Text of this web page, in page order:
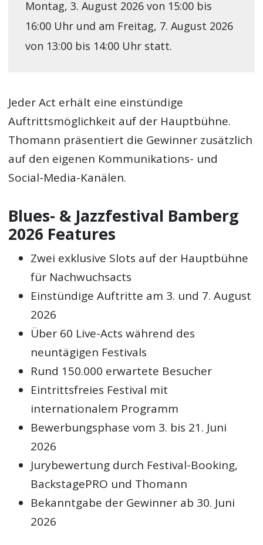
Montag, 3. August 2026 von 15:00 bis
16:00 Uhr und am Freitag, 7. August 2026
von 13:00 bis 14:00 Uhr statt.
Jeder Act erhält eine einstündige
Auftrittsmöglichkeit auf der Hauptbühne.
Thomann präsentiert die Gewinner zusätzlich
auf den eigenen Kommunikations- und
Social-Media-Kanälen.
Blues- & Jazzfestival Bamberg
2026 Features
Zwei exklusive Slots auf der Hauptbühne
für Nachwuchsacts
Einstündige Auftritte am 3. und 7. August
2026
Über 60 Live-Acts während des
neuntägigen Festivals
Rund 150.000 erwartete Besucher
Eintrittsfreies Festival mit
internationalem Programm
Bewerbungsphase vom 3. bis 21. Juni
2026
Jurybewertung durch Festival-Booking,
BackstagePRO und Thomann
Bekanntgabe der Gewinner ab 30. Juni
2026